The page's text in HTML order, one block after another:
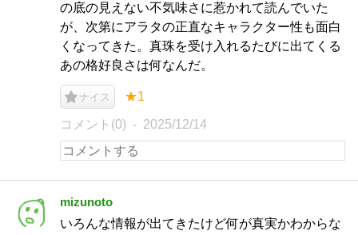
の底の見えない不気味さに惹かれて読んでいた
が、次第にアラタの正直なキャラクター性も面白
くなってきた。真珠を受け入れるたびに出てくる
あの格好良さは何なんだ。
ナイス ★1
コメント(0) 2025/12/14
mizunoto
いろんな情報が出てきたけど何が真実かわからな